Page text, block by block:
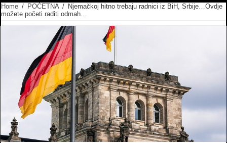
Home / POČETNA / Njemačkoj hitno trebaju radnici iz BiH, Srbije…Ovdje
možete početi raditi odmah…